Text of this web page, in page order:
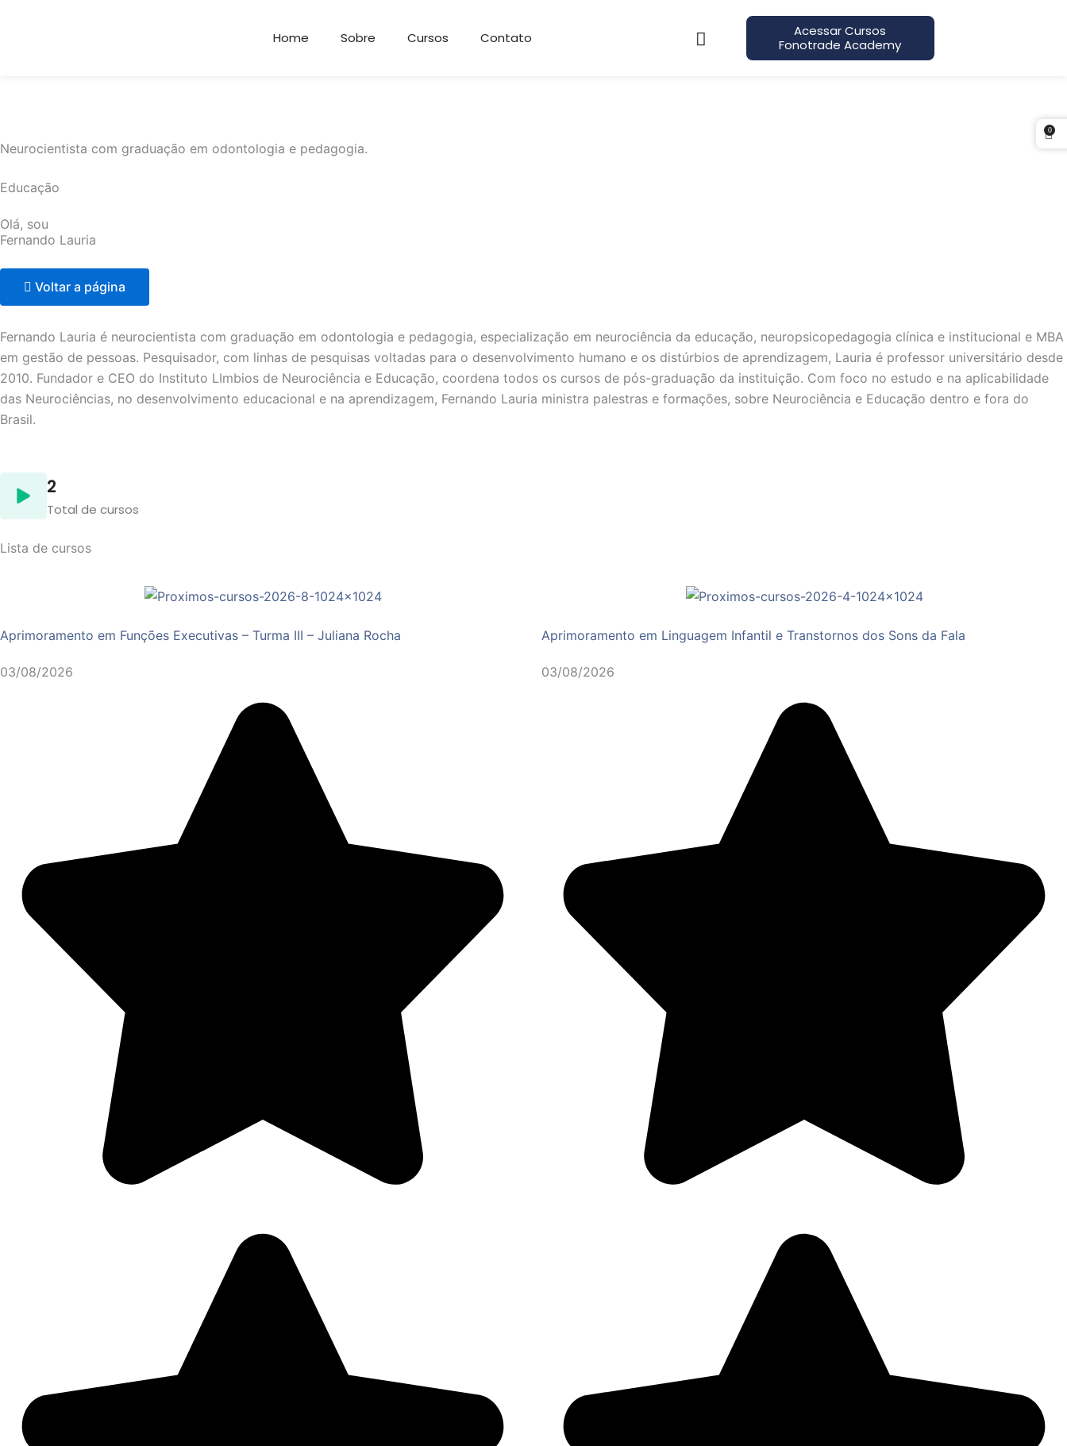
Home Sobre Cursos Contato
Acessar Cursos
Fonotrade Academy
Neurocientista com graduação em odontologia e pedagogia.
Educação
Olá, sou
Fernando Lauria
Voltar a página
Fernando Lauria é neurocientista com graduação em odontologia e pedagogia, especialização em neurociência da educação, neuropsicopedagogia clínica e institucional e MBA
em gestão de pessoas. Pesquisador, com linhas de pesquisas voltadas para o desenvolvimento humano e os distúrbios de aprendizagem, Lauria é professor universitário desde
2010. Fundador e CEO do Instituto LImbios de Neurociência e Educação, coordena todos os cursos de pós-graduação da instituição. Com foco no estudo e na aplicabilidade
das Neurociências, no desenvolvimento educacional e na aprendizagem, Fernando Lauria ministra palestras e formações, sobre Neurociência e Educação dentro e fora do
Brasil.
2
Total de cursos
Lista de cursos
Aprimoramento em Funções Executivas – Turma III – Juliana Rocha
03/08/2026
Aprimoramento em Linguagem Infantil e Transtornos dos Sons da Fala
03/08/2026
0